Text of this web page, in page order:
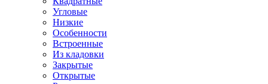
Угловые
Низкие
Особенности
Встроенные
Из кладовки
Закрытые
Открытые